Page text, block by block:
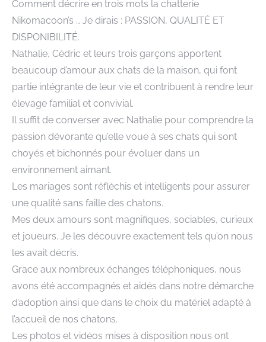
Comment décrire en trois mots la chatterie
Nikomacoon’s … Je dirais : PASSION, QUALITÉ ET
DISPONIBILITÉ.
Nathalie, Cédric et leurs trois garçons apportent
beaucoup d’amour aux chats de la maison, qui font
partie intégrante de leur vie et contribuent à rendre leur
élevage familial et convivial.
Il suffit de converser avec Nathalie pour comprendre la
passion dévorante qu’elle voue à ses chats qui sont
choyés et bichonnés pour évoluer dans un
environnement aimant.
Les mariages sont réfléchis et intelligents pour assurer
une qualité sans faille des chatons.
Mes deux amours sont magnifiques, sociables, curieux
et joueurs. Je les découvre exactement tels qu’on nous
les avait décris.
Grace aux nombreux échanges téléphoniques, nous
avons été accompagnés et aidés dans notre démarche
d’adoption ainsi que dans le choix du matériel adapté à
l’accueil de nos chatons.
Les photos et vidéos mises à disposition nous ont